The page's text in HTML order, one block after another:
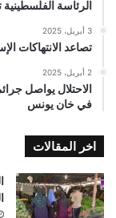
الرئاسة
3 أبريل، 2025
تصاعد الانتهاكات
2 أبريل، 2025
في خان يونس
اخر المقالات